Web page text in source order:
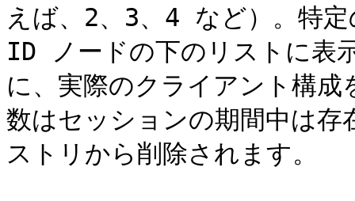
えば、2、3、4 など）。特
ID ノードの下のリストに表
に、実際のクライアント構
数はセッションの期間中は
ストリから削除されます。